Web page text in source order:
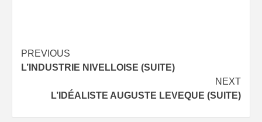
Post
navigation
PREVIOUS
L’INDUSTRIE NIVELLOISE (SUITE)
NEXT
L’IDÉALISTE AUGUSTE LEVEQUE (SUITE)